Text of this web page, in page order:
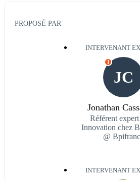
PROPOSÉ PAR
INTERVENANT
JC
I
Jonathan
Référent
Innovation chez
@
INTERVENANT